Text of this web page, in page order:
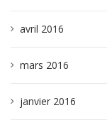
avril 2016
mars 2016
janvier 2016